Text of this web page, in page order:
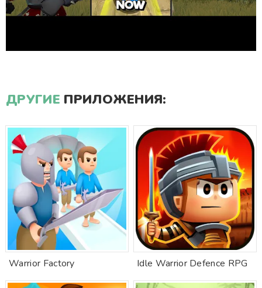
ДРУГИЕ ПРИЛОЖЕНИЯ:
Warrior Factory Idle Warrior Defence RPG